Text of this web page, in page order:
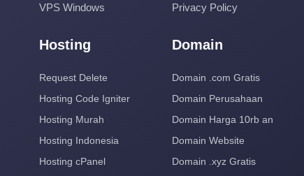
VPS Windows
Privacy Policy
Hosting
Request Delete
Hosting Code Igniter
Hosting Murah
Hosting Indonesia
Hosting cPanel
Domain
Domain .com Gratis
Domain Perusahaan
Domain Harga 10rb an
Domain Website
Domain .xyz Gratis